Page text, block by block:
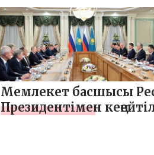
жүргізді
Мемлекет басшысы
Президентімен